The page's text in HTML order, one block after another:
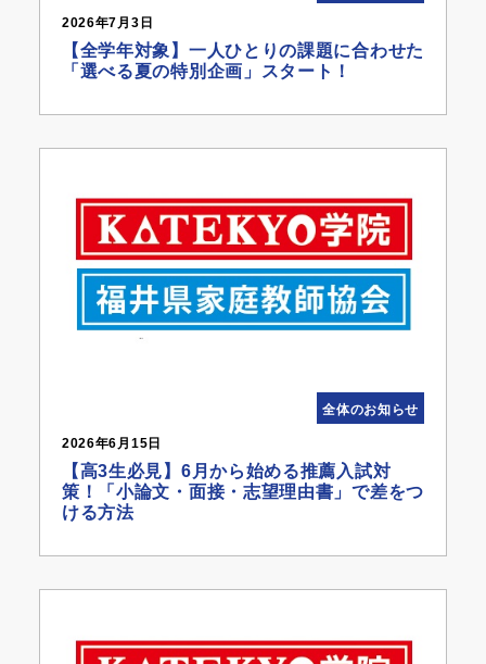
2026年7月3日
【全学年対象】一人ひとりの課題に合わせた
「選べる夏の特別企画」スタート！
全体のお知らせ
2026年6月15日
【高3生必見】6月から始める推薦入試対
策！「小論文・面接・志望理由書」で差をつ
ける方法